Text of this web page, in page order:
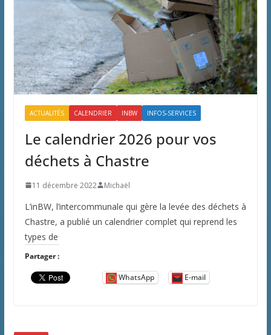
ACTUALITÉS CALENDRIER INBW INFOS-SERVICES
Le calendrier 2026 pour vos
déchets à Chastre
11 décembre 2022 Michaël
L’inBW, l’intercommunale qui gère la levée des déchets à
Chastre, a publié un calendrier complet qui reprend les
types de
Partager :
WhatsApp E-mail